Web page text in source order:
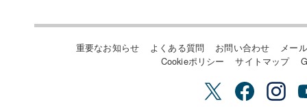
重要なお知らせ よくある質問 お問い合わせ
メー
Cookieポリシー
サイトマップ